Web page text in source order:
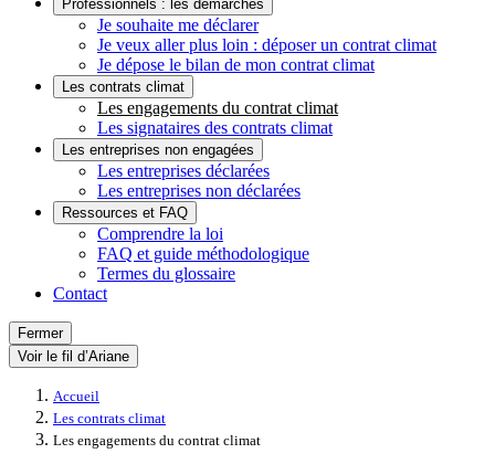
Professionnels : les démarches
Je souhaite me déclarer
Je veux aller plus loin : déposer un contrat climat
Je dépose le bilan de mon contrat climat
Les contrats climat
Les engagements du contrat climat
Les signataires des contrats climat
Les entreprises non engagées
Les entreprises déclarées
Les entreprises non déclarées
Ressources et FAQ
Comprendre la loi
FAQ et guide méthodologique
Termes du glossaire
Contact
Fermer
Voir le fil d’Ariane
Accueil
Les contrats climat
Les engagements du contrat climat